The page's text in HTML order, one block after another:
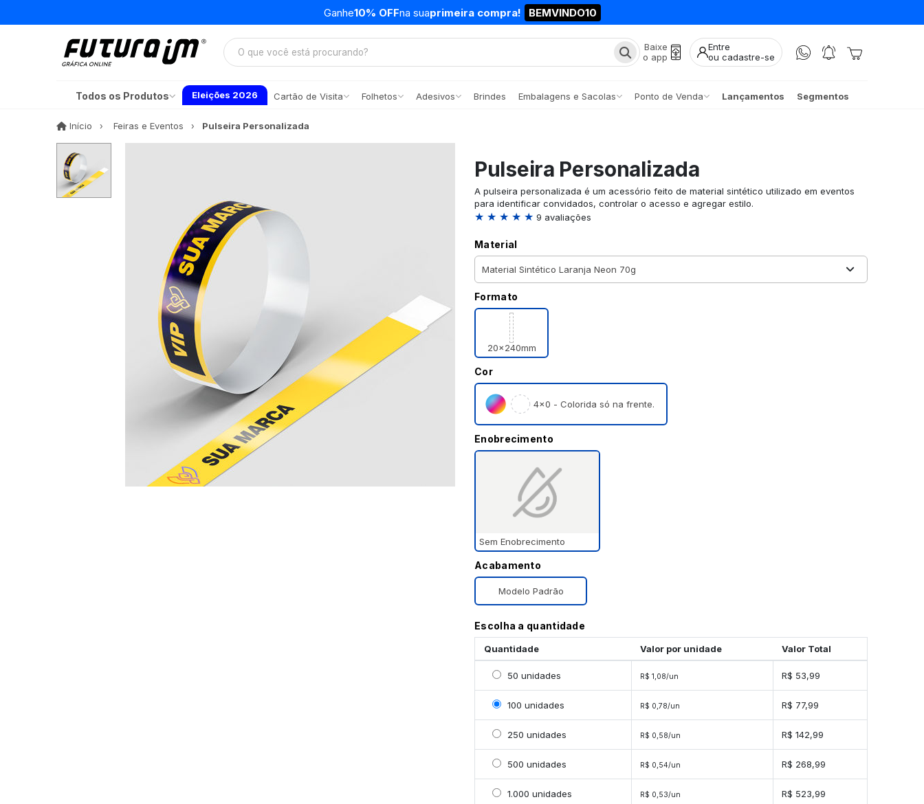
Ganhe10% OFFna suaprimeira compra! BEMVINDO10
Baixe
o app
Entre
ou cadastre-se
Todos os Produtos Eleições 2026 Cartão de Visita Folhetos Adesivos Brindes Embalagens e Sacolas Ponto de Venda Lançamentos Segmentos
Início InícioFeiras e Eventos Pulseira Personalizada
Pulseira Personalizada
A pulseira personalizada é um acessório feito de material sintético utilizado em eventos
para identificar convidados, controlar o acesso e agregar estilo.
★ ★ ★ ★ ★ 9 avaliações
Material
Formato
20x240mm
Cor
4×0 - Colorida só na frente.
Enobrecimento
Sem Enobrecimento
Acabamento
Modelo Padrão
Escolha a quantidade
Quantidade Valor por unidade Valor Total
Selecionar 50 unidades
50 unidades R$ 1,08/un R$ 53,99
Selecionar 100 unidades
100 unidades R$ 0,78/un R$ 77,99
Selecionar 250 unidades
250 unidades R$ 0,58/un R$ 142,99
Selecionar 500 unidades
500 unidades R$ 0,54/un R$ 268,99
Selecionar 1000 unidades
1.000 unidades R$ 0,53/un R$ 523,99